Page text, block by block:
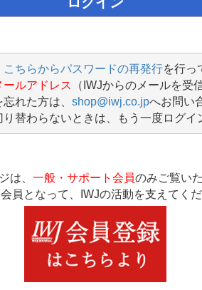
こちらからパスワードの再発行を行っ
ールアドレス （IWJからのメールを受
忘れた方は、 shop@iwj.co.jpへお問い
替わらないときは、もう一度ログイ
は、 一般・サポート会員のみご覧い
員となって、IWJの活動を支えてくだ